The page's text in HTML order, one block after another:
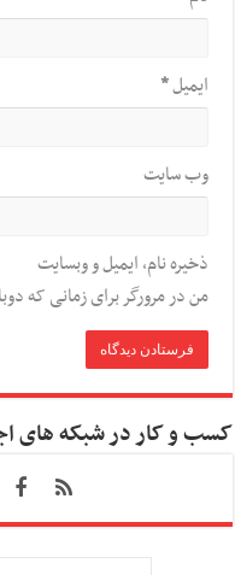
ایمیل*
وب‌ سایت
ذخیره نام، ایمیل و وبسایت
من در مرورگر برای زمانی که
کسب و کار در شبکه های